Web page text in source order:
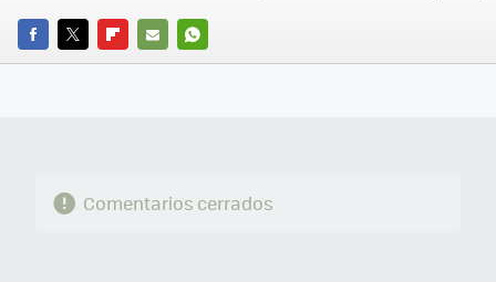
FACEBOOK
TWITTERFLIPBOARD
E-
WHATSAPP
Comentarios cerrados